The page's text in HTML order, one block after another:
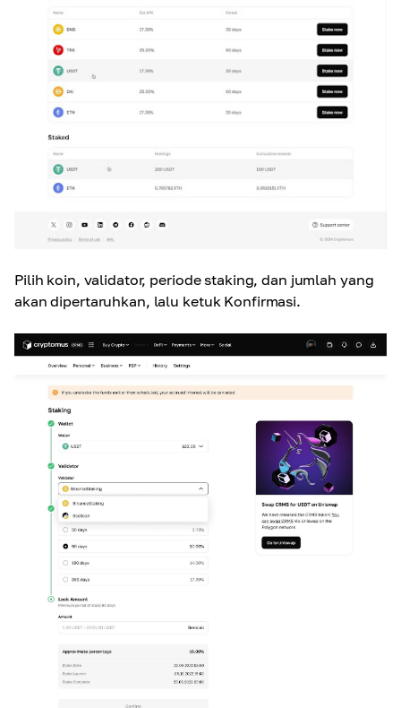
Pilih koin, validator, periode staking, dan jumlah yang
akan dipertaruhkan, lalu ketuk Konfirmasi.